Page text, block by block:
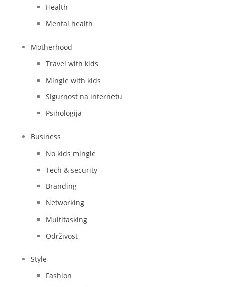
Health
Mental health
Motherhood
Travel with kids
Mingle with kids
Sigurnost na internetu
Psihologija
Business
No kids mingle
Tech & security
Branding
Networking
Multitasking
Održivost
Style
Fashion